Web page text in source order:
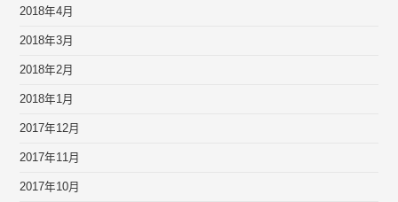
2018年4月
2018年3月
2018年2月
2018年1月
2017年12月
2017年11月
2017年10月